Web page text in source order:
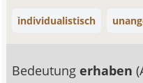
individualistisch
Bedeutungerhaben